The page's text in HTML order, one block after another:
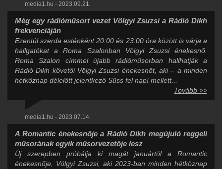
media1.hu - 2023.09.21.
Még egy rádióműsort vezet Völgyi Zsuzsi a Rádió Dikh
frekvenciáján
Ezentúl szerda esténként 20:00 és 23:00 óra között is várja a
hallgatókat a Roma Szalonban Völgyi Zsuzsi énekesnő.
Roma Szalon címmel újabb rádióműsorban hallhatják a
Rádió Dikh követői Völgyi Zsuzsi énekesnőt, aki – a minden
hétköznap délelőtt jelentkező Süss fel nap! mellett...
Tovább >>
media1.hu - 2023.07.14.
A Romantic énekesnője a Rádió Dikh megújuló reggeli
műsorának egyik műsorvezetője lesz
Új szerepben próbálja ki magát januártól a Romantic
énekesnője, Völgyi Zsuzsi, aki 2023-ban minden hétköznap